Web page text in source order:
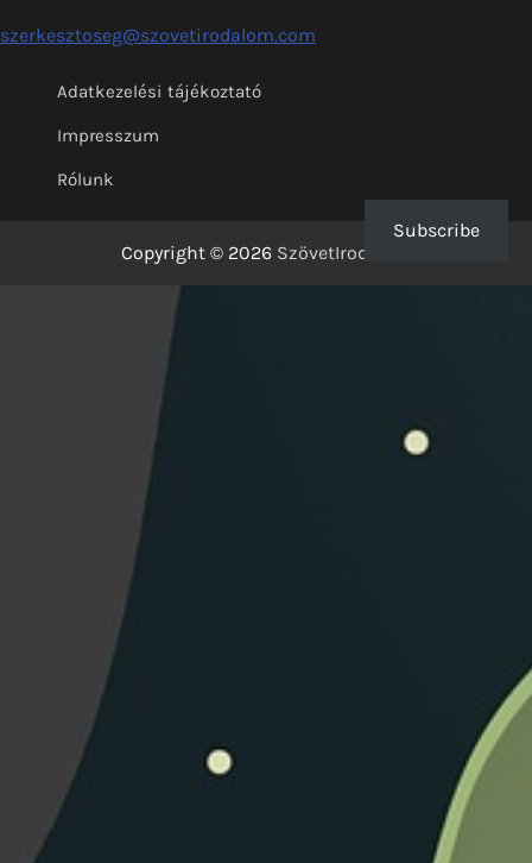
szerkesztoseg@szovetirodalom.com
Adatkezelési tájékoztató
Impresszum
Rólunk
Copyright © 2026 SzövetIrodalom
Subscribe